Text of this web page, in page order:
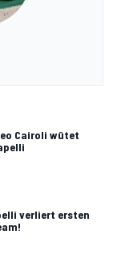
Cairoli wütet
verliert ersten